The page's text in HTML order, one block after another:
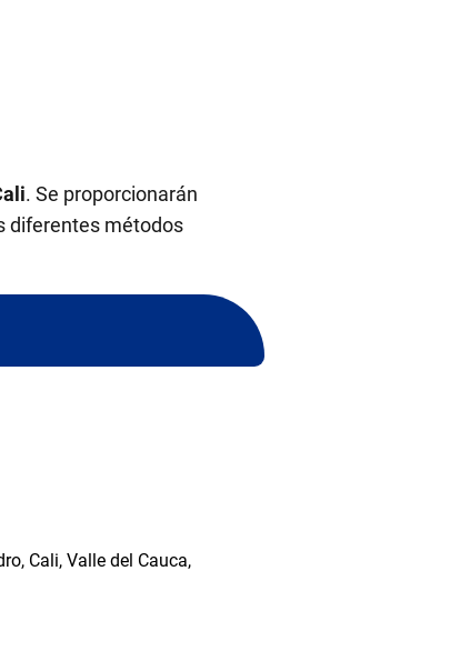
. Se proporcionarán
diferentes métodos
Cali, Valle del Cauca,